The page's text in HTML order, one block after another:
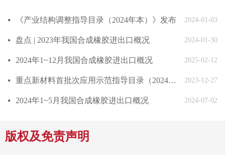
2024-01-03
넸 《产业结构调整指导目录（2024年本）》发布
2024-01-30
넸 盘点 | 2023年我国合成橡胶进出口概况
2025-02-12
넸 2024年1~12月我国合成橡胶进出口概况
2023-12-27
넸 重点新材料首批次应用示范指导目录（2024年版）发布
2024-07-02
넸 2024年1~5月我国合成橡胶进出口概况
版权及免责声明